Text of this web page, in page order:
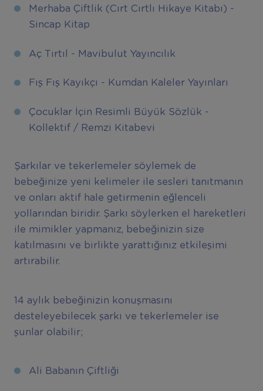
Merhaba Çiftlik (Cırt Cırtlı Hikaye Kitabı) -
Sincap Kitap
Aç Tırtıl - Mavibulut Yayıncılık
Fış Fış Kayıkçı - Kumdan Kaleler Yayınları
Çocuklar İçin Resimli Büyük Sözlük -
Kollektif / Remzi Kitabevi
Şarkılar ve tekerlemeler söylemek de
bebeğinize yeni kelimeler ile sesleri tanıtmanın
ve onları aktif hale getirmenin eğlenceli
yollarından biridir. Şarkı söylerken el hareketleri
ile mimikler yapmanız, bebeğinizin size
katılmasını ve birlikte yarattığınız etkileşimi
artırabilir.
14 aylık bebeğinizin konuşmasını
desteleyebilecek şarkı ve tekerlemeler ise
şunlar olabilir;
Ali Babanın Çiftliği